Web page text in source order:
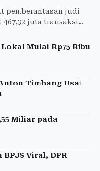
pemberantasan judi
467,32 juta transaksi
Mulai Rp75 Ribu
Timbang Usai
Miliar pada
Viral, DPR